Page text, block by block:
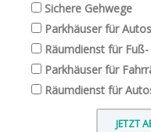
Sichere Gehwege
Parkhäuser für Autos
Räumdienst für
Parkhäuser für
Räumdienst für